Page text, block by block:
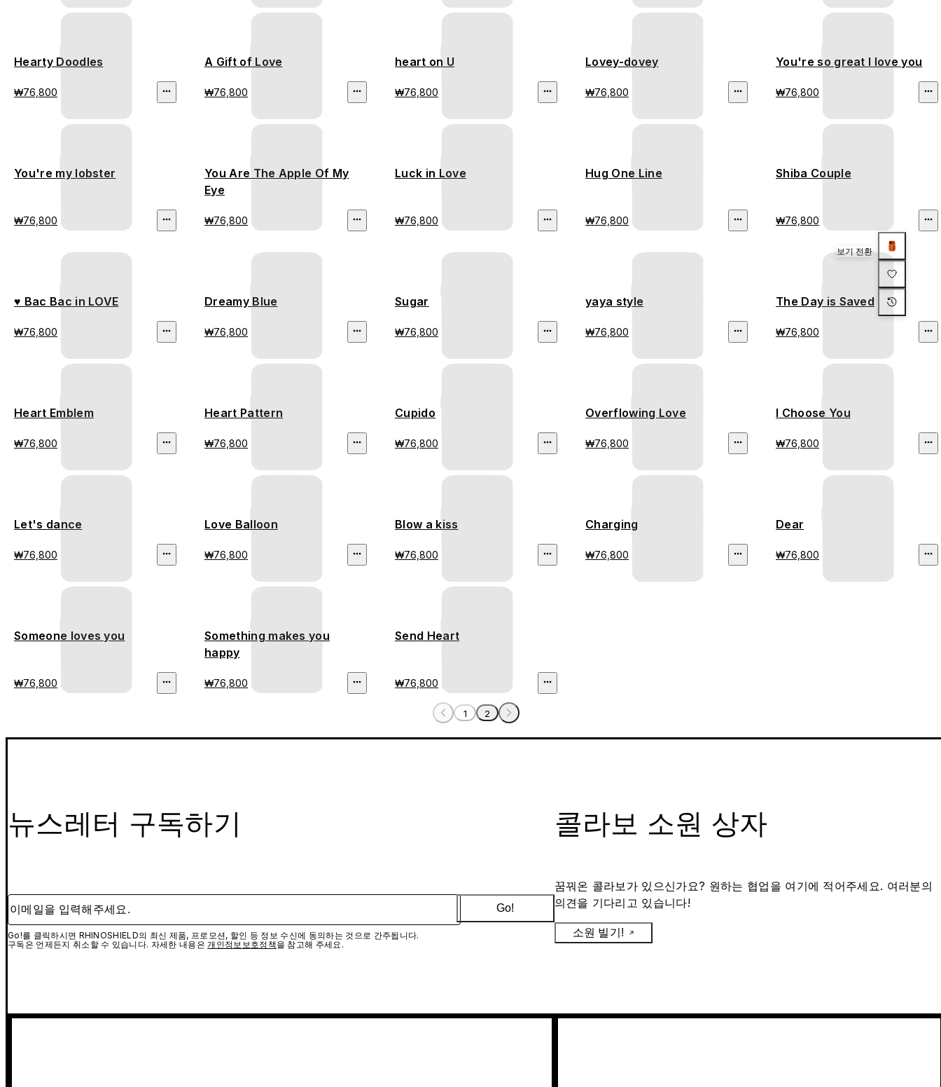
Hearty Doodles
₩76,800
A Gift of Love
₩76,800
heart on U
₩76,800
Lovey-dovey
₩76,800
You're so great I love you
₩76,800
You're my lobster
₩76,800
You Are The Apple Of My
Eye
₩76,800
Luck in Love
₩76,800
Hug One Line
₩76,800
Shiba Couple
₩76,800
♥ Bac Bac in LOVE
₩76,800
Dreamy Blue
₩76,800
Sugar
₩76,800
yaya style
₩76,800
The Day is Saved
₩76,800
Heart Emblem
₩76,800
Heart Pattern
₩76,800
Cupido
₩76,800
Overflowing Love
₩76,800
I Choose You
₩76,800
Let's dance
₩76,800
Love Balloon
₩76,800
Blow a kiss
₩76,800
Charging
₩76,800
Dear
₩76,800
Someone loves you
₩76,800
Something makes you
happy
₩76,800
Send Heart
₩76,800
1 2
보기 전환
뉴스레터 구독하기
이메일을 입력해주세요.
Go!를 클릭하시면 RHINOSHIELD의 최신 제품, 프로모션, 할인 등 정보 수신에 동의하는 것으로 간주됩니다.
구독은 언제든지 취소할 수 있습니다. 자세한 내용은 개인정보보호정책을 참고해 주세요.
Go!
콜라보 소원 상자
꿈꿔온 콜라보가 있으신가요? 원하는 협업을 여기에 적어주세요. 여러분의
의견을 기다리고 있습니다!
소원 빌기!